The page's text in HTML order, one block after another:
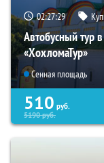
02:27:28
Автобусный тур
«ХохломаТур»
Сенная площадь
510 руб.
5190руб.